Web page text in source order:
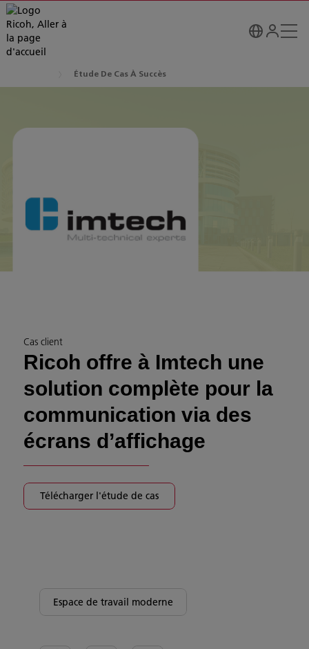
Étude De Cas À Succès
Cas client
Ricoh offre à Imtech une
solution complète pour la
communication via des
écrans d’affichage
Télécharger l'étude de cas
Espace de travail moderne